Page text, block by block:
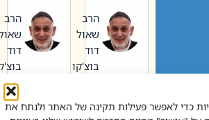
כדי לאפשר פעילות תקינה של האתר ולנתח את
הגדול לעם הרב
שאול
דוד
בוצ'קו
לשמוע קול תורה – מדרש
אליהו: בין
קנאות
הורסת
לקנאות
בונה
הרב
שאול
דוד
בוצ'קו
לשמוע קול